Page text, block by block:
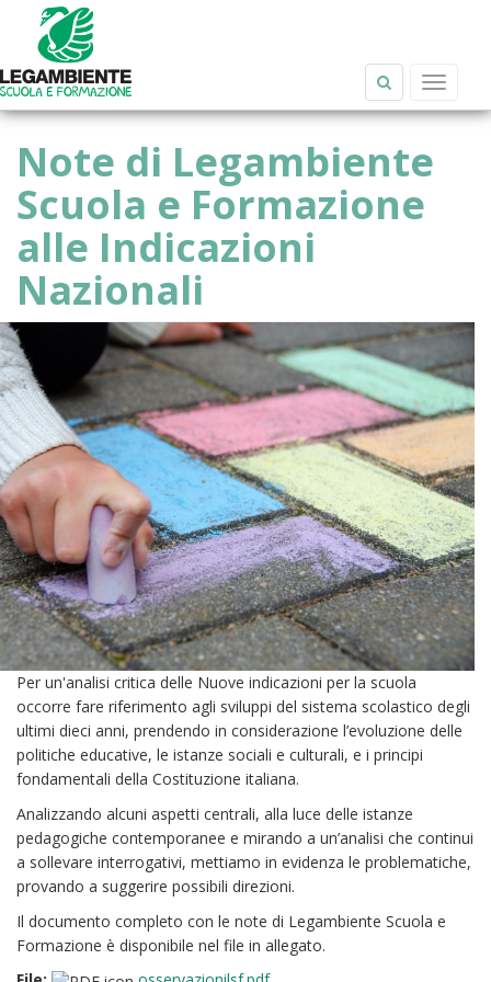
Salta al contenuto principale
Toggle
Note di Legambiente
Scuola e Formazione
alle Indicazioni
Nazionali
Per un'analisi critica delle Nuove indicazioni per la scuola
occorre fare riferimento agli sviluppi del sistema scolastico degli
ultimi dieci anni, prendendo in considerazione l’evoluzione delle
politiche educative, le istanze sociali e culturali, e i principi
fondamentali della Costituzione italiana.
Analizzando alcuni aspetti centrali, alla luce delle istanze
pedagogiche contemporanee e mirando a un’analisi che continui
a sollevare interrogativi, mettiamo in evidenza le problematiche,
provando a suggerire possibili direzioni.
Il documento completo con le note di Legambiente Scuola e
Formazione è disponibile nel file in allegato.